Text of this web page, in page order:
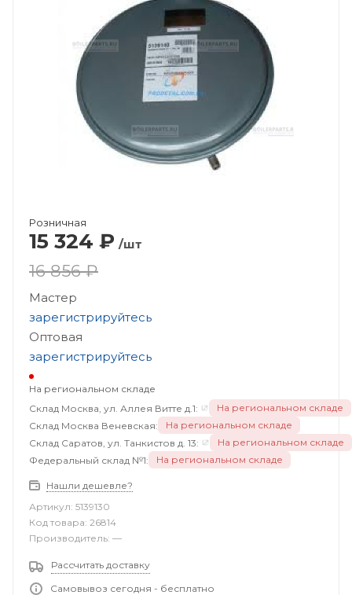
Розничная
15 324 ₽ /шт
16 856 ₽
Мастер
зарегистрируйтесь
Оптовая
зарегистрируйтесь
На региональном складе
Склад Москва, ул. Аллея Витте д.1:
На региональном складе
Склад Москва Веневская:
На региональном складе
Склад Саратов, ул. Танкистов д. 13:
На региональном складе
Федеральный склад №1:
На региональном складе
Нашли дешевле?
Артикул: 5139130
Код товара: 26814
Производитель: —
Рассчитать доставку
Самовывоз сегодня - бесплатно